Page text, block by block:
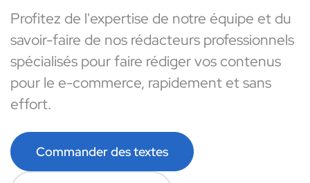
Profitez de l'expertise de notre équipe et du
savoir-faire de nos rédacteurs professionnels
spécialisés pour faire rédiger vos contenus
pour le e-commerce, rapidement et sans
effort.
Commander des textes